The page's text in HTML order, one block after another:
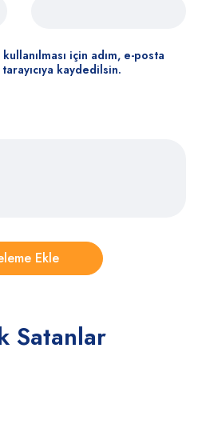
için adım, e-posta
kaydedilsin.
Satanlar